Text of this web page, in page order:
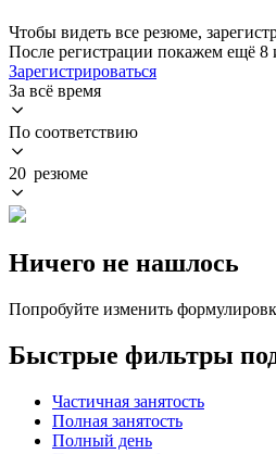
Чтобы видеть все резюме,
После регистрации покажем ещё 8
Зарегистрироваться
За всё время
По соответствию
20 резюме
Ничего не нашлось
Попробуйте изменить
Быстрые фильтры
Частичная занятость
Полная занятость
Полный день